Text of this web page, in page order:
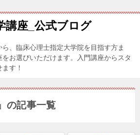
講座_公式ブログ
、臨床心理士指定大学院を目指す方ま
お選びいただけます。入門講座からスタ
す！
の記事一覧